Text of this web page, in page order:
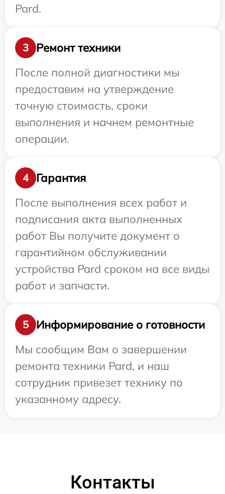
Pard.
3
Ремонт техники
После полной диагностики мы
предоставим на утверждение
точную стоимость, сроки
выполнения и начнем ремонтные
операции.
4
Гарантия
После выполнения всех работ и
подписания акта выполненных
работ Вы получите документ о
гарантийном обслуживании
устройства Pard сроком на все виды
работ и запчасти.
5
Информирование о готовности
Мы сообщим Вам о завершении
ремонта техники Pard, и наш
сотрудник привезет технику по
указанному адресу.
Контакты